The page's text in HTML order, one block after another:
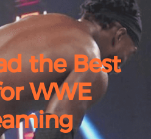
the Best
WWE